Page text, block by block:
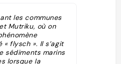
les communes
Mutriku, où on
flysch ». Il s’agit
sédiments marins
lorsque la